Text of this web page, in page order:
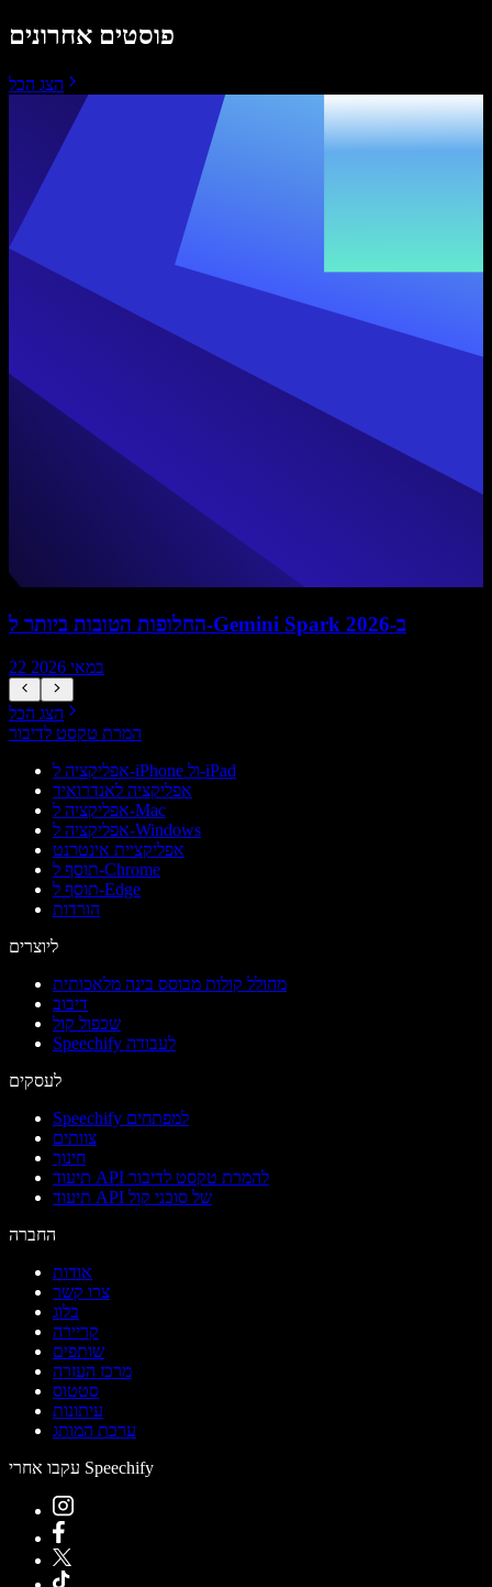
פוסטים אחרונים
הצג הכל
החלופות הטובות ביותר ל-Gemini Spark ב-2026
22 במאי 2026
הצג הכל
המרת טקסט לדיבור
אפליקציה ל-iPhone ול-iPad
אפליקציה לאנדרואיד
אפליקציה ל-Mac
אפליקציה ל-Windows
אפליקציית אינטרנט
תוסף ל-Chrome
תוסף ל-Edge
הורדות
ליוצרים
מחולל קולות מבוסס בינה מלאכותית
דיבוב
שכפול קול
Speechify לעבודה
לעסקים
Speechify למפתחים
צוותים
חינוך
תיעוד API להמרת טקסט לדיבור
תיעוד API של סוכני קול
החברה
אודות
צרו קשר
בלוג
קריירה
שותפים
מרכז העזרה
סטטוס
עיתונות
ערכת המותג
עקבו אחרי Speechify